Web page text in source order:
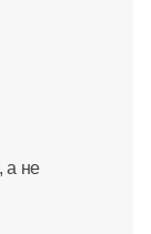
а не